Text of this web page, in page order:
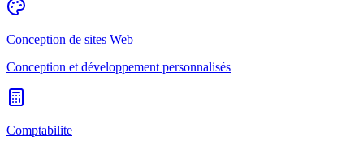
Conception de sites Web
Conception et développement personnalisés
Comptabilite